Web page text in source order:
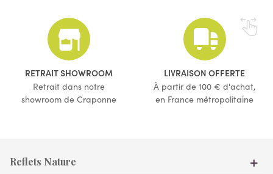
RETRAIT SHOWROOM
Retrait dans notre
showroom de Craponne
LIVRAISON OFFERTE
À partir de 100 € d'achat,
en France métropolitaine
Reflets Nature